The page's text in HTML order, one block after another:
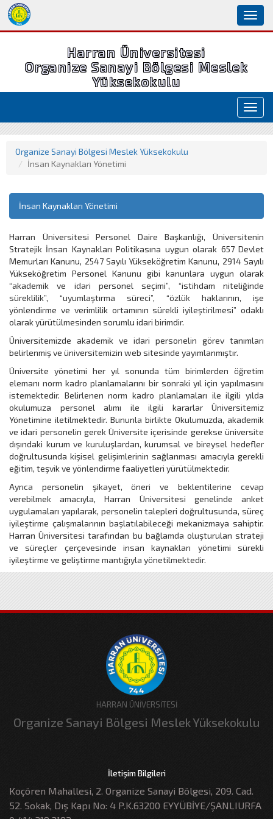
Harran Üniversitesi
Organize Sanayi Bölgesi Meslek
Yüksekokulu
Organize Sanayi Bölgesi Meslek Yüksekokulu
İnsan Kaynakları Yönetimi
İnsan Kaynakları Yönetimi
Harran Üniversitesi Personel Daire Başkanlığı, Üniversitenin
Stratejik İnsan Kaynakları Politikasına uygun olarak 657 Devlet
Memurları Kanunu, 2547 Sayılı Yükseköğretim Kanunu, 2914 Sayılı
Yükseköğretim Personel Kanunu gibi kanunlara uygun olarak
“akademik ve idari personel seçimi”, “istihdam niteliğinde
süreklilik”, “uyumlaştırma süreci”, “özlük haklarının, işe
yönlendirme ve verimlilik ortamının sürekli iyileştirilmesi” odaklı
olarak yürütülmesinden sorumlu idari birimdir.
Üniversitemizde akademik ve idari personelin görev tanımları
belirlenmiş ve üniversitemizin web sitesinde yayımlanmıştır.
Üniversite yönetimi her yıl sonunda tüm birimlerden öğretim
elemanı norm kadro planlamalarını bir sonraki yıl için yapılmasını
istemektedir. Belirlenen norm kadro planlamaları ile ilgili yılda
okulumuza personel alımı ile ilgili kararlar Üniversitemiz
Yönetimine iletilmektedir. Bununla birlikte Okulumuzda, akademik
ve idari personelin gerek Üniversite içerisinde gerekse üniversite
dışındaki kurum ve kuruluşlardan, kurumsal ve bireysel hedefler
doğrultusunda kişisel gelişimlerinin sağlanması amacıyla gerekli
eğitim, teşvik ve yönlendirme faaliyetleri yürütülmektedir.
Ayrıca personelin şikayet, öneri ve beklentilerine cevap
verebilmek amacıyla, Harran Üniversitesi genelinde anket
uygulamaları yapılarak, personelin talepleri doğrultusunda, süreç
iyileştirme çalışmalarının başlatılabileceği mekanizmaya sahiptir.
Harran Üniversitesi tarafından bu bağlamda oluşturulan strateji
ve süreçler çerçevesinde insan kaynakları yönetimi sürekli
iyileştirme ve geliştirme mantığıyla yönetilmektedir.
HARRAN ÜNİVERSİTESİ
Organize Sanayi Bölgesi Meslek Yüksekokulu
İletişim Bilgileri
Koçören Mahallesi, 2. Organize Sanayi Bölgesi, 209. Cad.
52. Sokak, Dış Kapı No: 4 P.K.63200 EYYÜBİYE/ŞANLIURFA